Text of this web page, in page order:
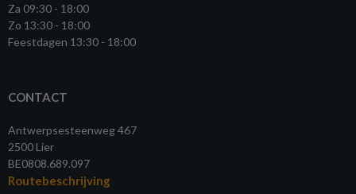
Za 09:30 - 18:00
Zo 13:30 - 18:00
Feestdagen 13:30 - 18:00
CONTACT
Antwerpsesteenweg 467
2500 Lier
BE0808.689.097
Routebeschrijving